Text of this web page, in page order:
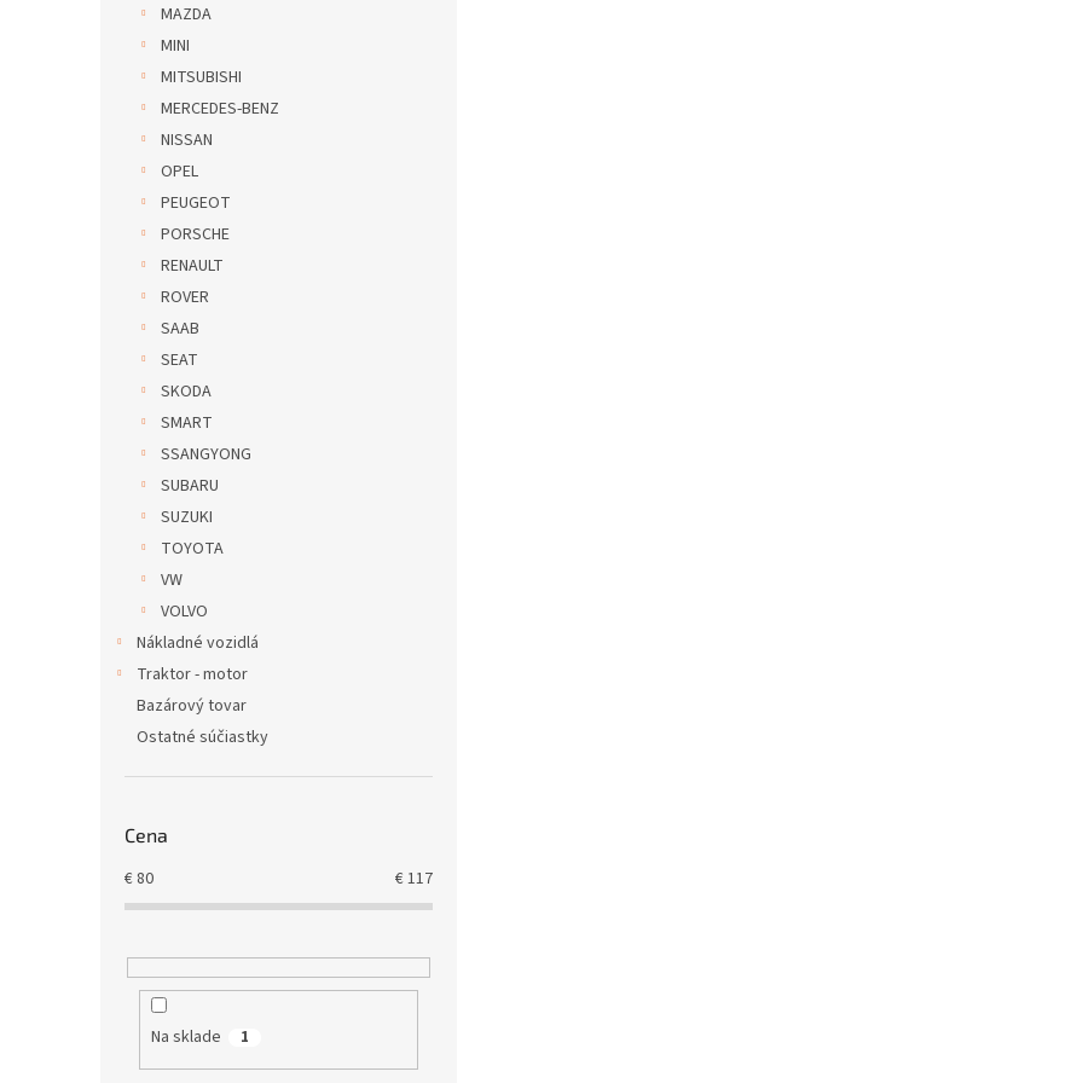
MAZDA
MINI
MITSUBISHI
MERCEDES-BENZ
NISSAN
OPEL
PEUGEOT
PORSCHE
RENAULT
ROVER
SAAB
SEAT
SKODA
SMART
SSANGYONG
SUBARU
SUZUKI
TOYOTA
VW
VOLVO
Nákladné vozidlá
Traktor - motor
Bazárový tovar
Ostatné súčiastky
Cena
€80 €117
Na sklade 1